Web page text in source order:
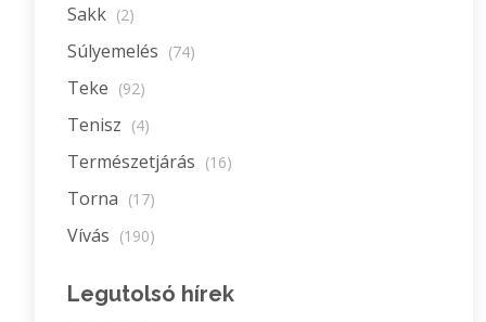
Sakk (2)
Súlyemelés (74)
Teke (92)
Tenisz (4)
Természetjárás (16)
Torna (17)
Vívás (190)
Legutolsó hírek